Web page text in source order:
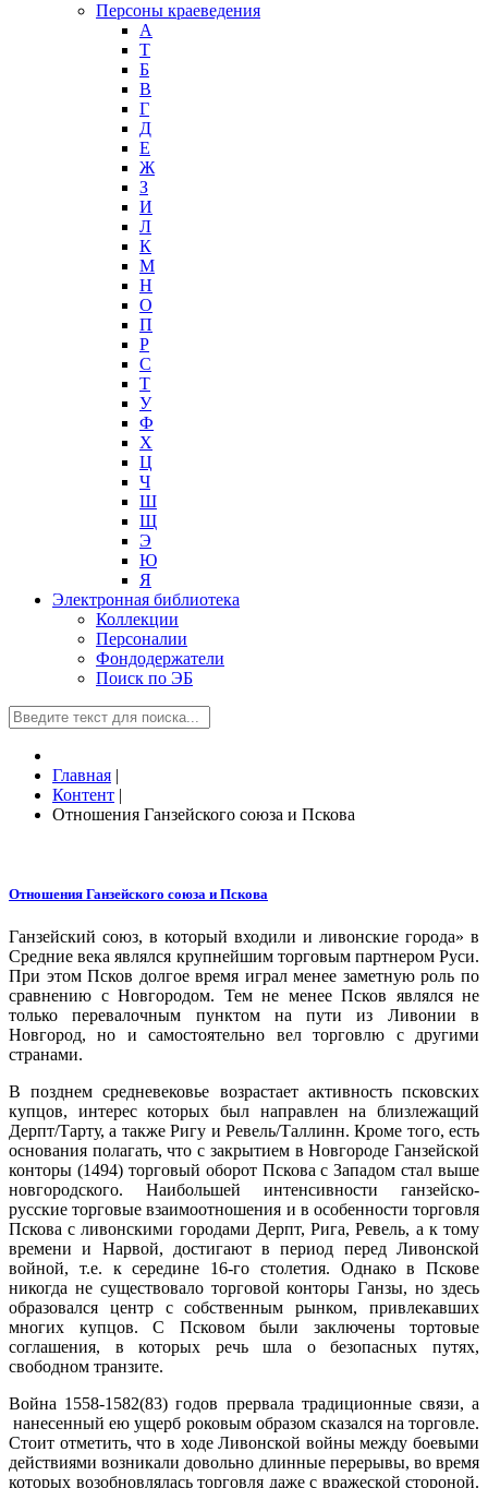
Персоны краеведения
А
T
Б
В
Г
Д
Е
Ж
З
И
Л
К
М
Н
О
П
Р
С
Т
У
Ф
Х
Ц
Ч
Ш
Щ
Э
Ю
Я
Электронная библиотека
Коллекции
Персоналии
Фондодержатели
Поиск по ЭБ
Главная |
Контент |
Отношения Ганзейского союза и Пскова
Отношения Ганзейского союза и Пскова
Ганзейский союз, в который входили и ливонские города» в
Средние века являлся крупнейшим торговым партнером Руси.
При этом Псков долгое время играл менее заметную роль по
сравнению с Новгородом. Тем не менее Псков являлся не
только перевалочным пунктом на пути из Ливонии в
Новгород, но и самостоятельно вел торговлю с другими
странами.
В позднем средневековье возрастает активность псковских
купцов, интерес которых был направлен на близлежащий
Дерпт/Тарту, а также Ригу и Ревель/Таллинн. Кроме того, есть
основания полагать, что с закрытием в Новгороде Ганзейской
конторы (1494) торговый оборот Пскова с Западом стал выше
новгородского. Наибольшей интенсивности ганзейско-
русские торговые взаимоотношения и в особенности торговля
Пскова с ливонскими городами Дерпт, Рига, Ревель, а к тому
времени и Нарвой, достигают в период перед Ливонской
войной, т.е. к середине 16-го столетия. Однако в Пскове
никогда не существовало торговой конторы Ганзы, но здесь
образовался центр с собственным рынком, привлекавших
многих купцов. С Псковом были заключены тортовые
соглашения, в которых речь шла о безопасных путях,
свободном транзите.
Война 1558-1582(83) годов прервала традиционные связи, а
нанесенный ею ущерб роковым образом сказался на торговле.
Стоит отметить, что в ходе Ливонской войны между боевыми
действиями возникали довольно длинные перерывы, во время
которых возобновлялась торговля даже с вражеской стороной.